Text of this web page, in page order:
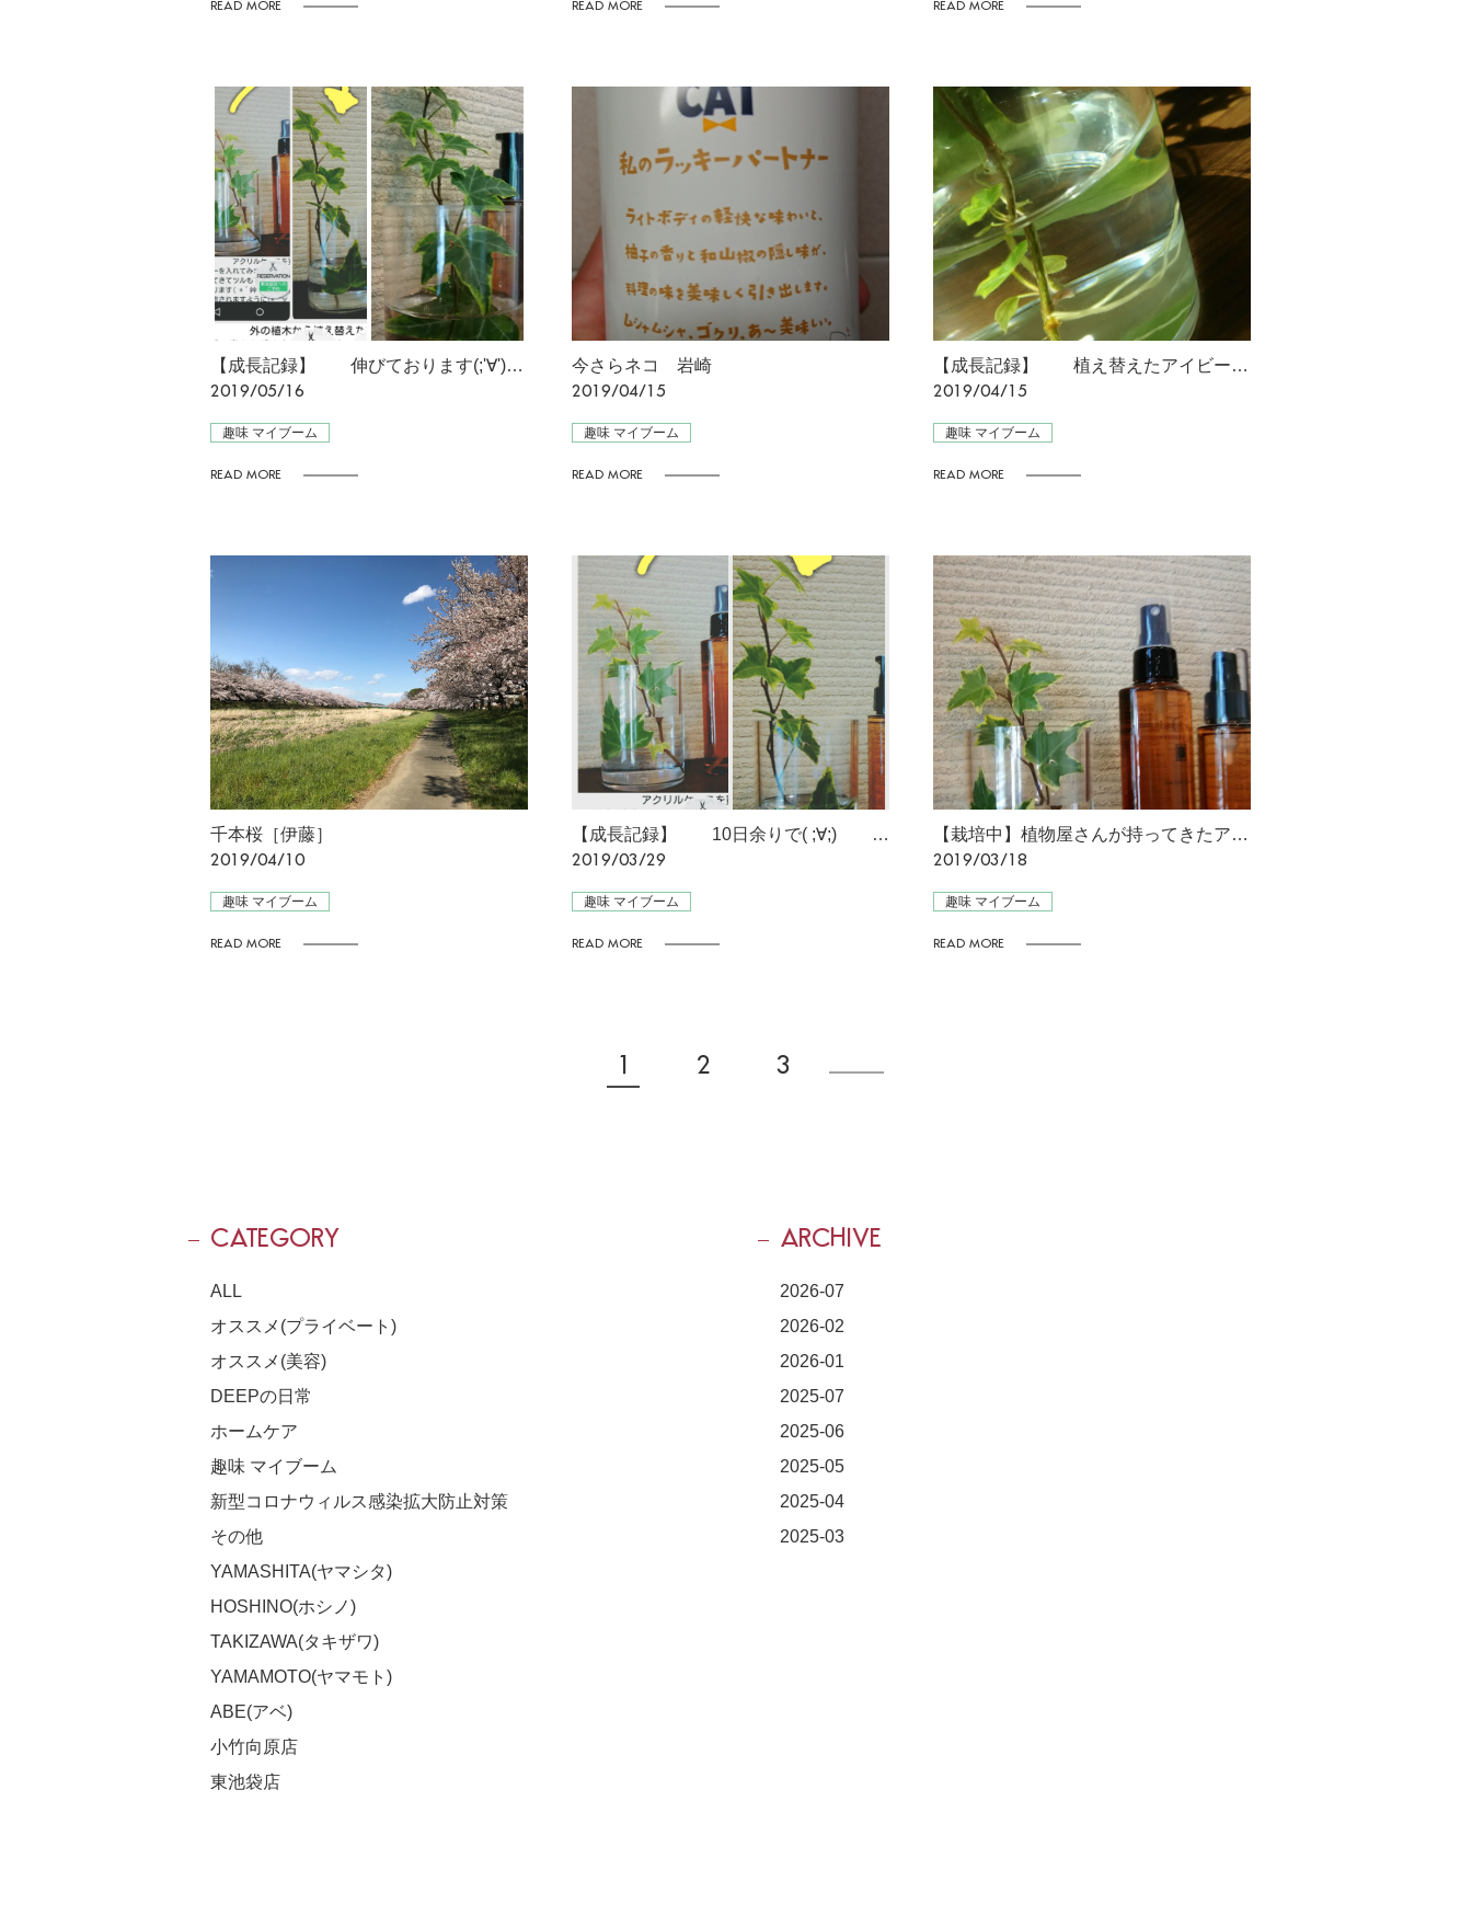
READ MORE READ MORE READ MORE
【成長記録】 伸びております(;'∀') [星野]
2019/05/16
趣味 マイブーム
READ MORE
今さらネコ 岩崎
2019/04/15
趣味 マイブーム
READ MORE
【成長記録】 植え替えたアイビーに根っこが！！！ [星野]
2019/04/15
趣味 マイブーム
READ MORE
千本桜［伊藤］
2019/04/10
趣味 マイブーム
READ MORE
【成長記録】 10日余りで( ;∀;) [星野]
2019/03/29
趣味 マイブーム
READ MORE
【栽培中】植物屋さんが持ってきたアイビーが素敵だった為、 [星野]
2019/03/18
趣味 マイブーム
READ MORE
1 2 3
CATEGORY
ALL
オススメ(プライベート)
オススメ(美容)
DEEPの日常
ホームケア
趣味 マイブーム
新型コロナウィルス感染拡大防止対策
その他
YAMASHITA(ヤマシタ)
HOSHINO(ホシノ)
TAKIZAWA(タキザワ)
YAMAMOTO(ヤマモト)
ABE(アベ)
小竹向原店
東池袋店
ARCHIVE
2026-07
2026-02
2026-01
2025-07
2025-06
2025-05
2025-04
2025-03